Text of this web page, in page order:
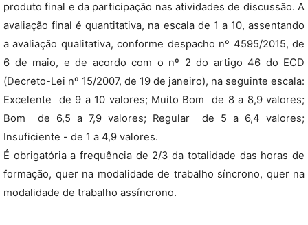
produto final e da participação nas atividades de discussão. A
avaliação final é quantitativa, na escala de 1 a 10, assentando
a avaliação qualitativa, conforme despacho nº 4595/2015, de
6 de maio, e de acordo com o nº 2 do artigo 46 do ECD
(Decreto-Lei nº 15/2007, de 19 de janeiro), na seguinte escala:
Excelente  de 9 a 10 valores; Muito Bom  de 8 a 8,9 valores;
Bom  de 6,5 a 7,9 valores; Regular  de 5 a 6,4 valores;
Insuficiente - de 1 a 4,9 valores.
É obrigatória a frequência de 2/3 da totalidade das horas de
formação, quer na modalidade de trabalho síncrono, quer na
modalidade de trabalho assíncrono.